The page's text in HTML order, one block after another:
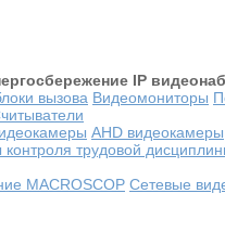
IP
вызова Видеомониторы
AHD видеокамеры
трудовой
MACROSCOP Сетевые